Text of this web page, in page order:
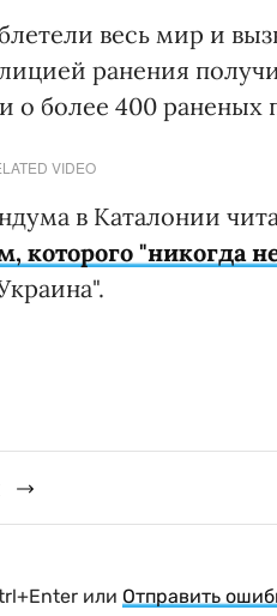
весь мир и
ранения
о более 400 раненых
VIDEO
в Каталонии
которого "никогда
или Отправить